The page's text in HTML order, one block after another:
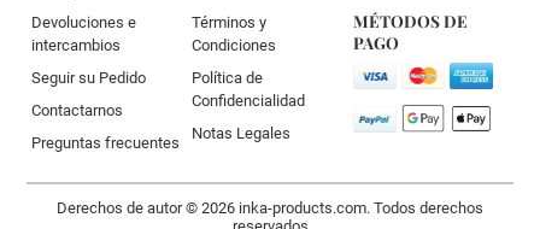
Devoluciones e
intercambios
Seguir su Pedido
Contactarnos
Preguntas frecuentes
Términos y
Condiciones
Política de
Confidencialidad
Notas Legales
MÉTODOS DE
PAGO
Derechos de autor © 2026 inka-products.com. Todos derechos